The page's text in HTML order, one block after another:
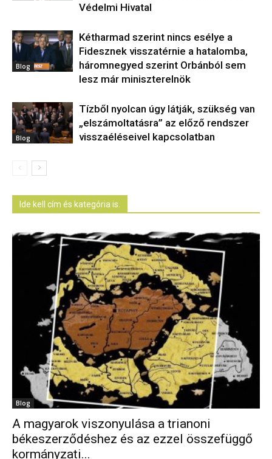
Védelmi Hivatal
Blog
Kétharmad szerint nincs esélye a
Fidesznek visszatérnie a hatalomba,
háromnegyed szerint Orbánból sem
lesz már miniszterelnök
Blog
Tízből nyolcan úgy látják, szükség van
„elszámoltatásra” az előző rendszer
visszaéléseivel kapcsolatban
Ide kell cím és kategória is.
Blog
A magyarok viszonyulása a trianoni
békeszerződéshez és az ezzel összefüggő
kormányzati...